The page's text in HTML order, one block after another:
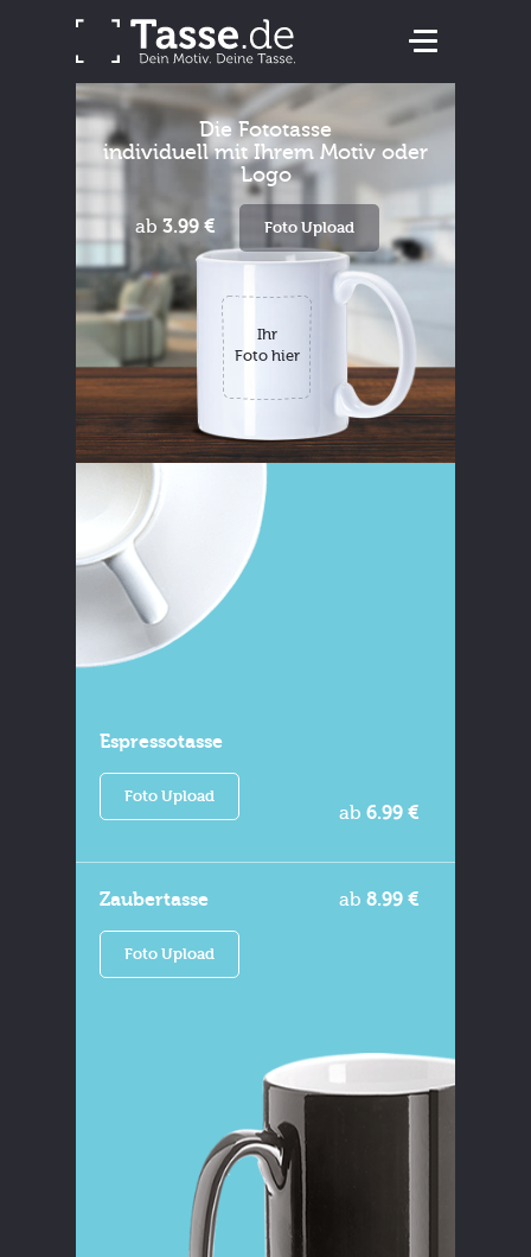
Die Fototasse
individuell mit Ihrem Motiv oder
Logo
ab 3.99 € Foto Upload
Ihr
Foto hier
Espressotasse
ab 6.99 €
Foto Upload
Zaubertasse ab 8.99 €
Foto Upload